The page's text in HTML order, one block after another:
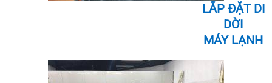
LẮP ĐẶT DI
DỜI
MÁY LẠNH